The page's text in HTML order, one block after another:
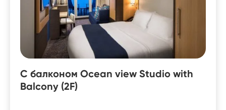
С балконом Ocean view Studio with
Balcony (2F)